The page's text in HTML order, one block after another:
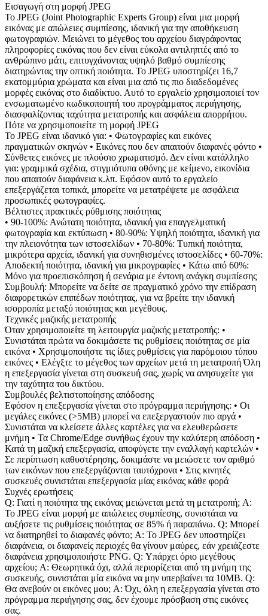
Εισαγωγή στη μορφή JPEG
Το JPEG (Joint Photographic Experts Group) είναι μια μορφή
εικόνας με απώλειες συμπίεσης, ιδανική για την αποθήκευση
φωτογραφιών. Μειώνει το μέγεθος του αρχείου διαγράφοντας
πληροφορίες εικόνας που δεν είναι εύκολα αντιληπτές από το
ανθρώπινο μάτι, επιτυγχάνοντας υψηλό βαθμό συμπίεσης
διατηρώντας την οπτική ποιότητα. Το JPEG υποστηρίζει 16,7
εκατομμύρια χρώματα και είναι μια από τις πιο διαδεδομένες
μορφές εικόνας στο διαδίκτυο. Αυτό το εργαλείο χρησιμοποιεί τον
ενσωματωμένο κωδικοποιητή του προγράμματος περιήγησης,
διασφαλίζοντας ταχύτητα μετατροπής και ασφάλεια απορρήτου.
Πότε να χρησιμοποιείτε τη μορφή JPEG
Το JPEG είναι ιδανικό για: • Φωτογραφίες και εικόνες
πραγματικών σκηνών • Εικόνες που δεν απαιτούν διαφανές φόντο •
Σύνθετες εικόνες με πλούσιο χρωματισμό. Δεν είναι κατάλληλο
για: γραμμικά σχέδια, στιγμιότυπα οθόνης με κείμενο, εικονίδια
που απαιτούν διαφάνεια κ.λπ. Εφόσον αυτό το εργαλείο
επεξεργάζεται τοπικά, μπορείτε να μετατρέψετε με ασφάλεια
προσωπικές φωτογραφίες.
Βέλτιστες πρακτικές ρύθμισης ποιότητας
• 90-100%: Ανώτατη ποιότητα, ιδανική για επαγγελματική
φωτογραφία και εκτύπωση • 80-90%: Υψηλή ποιότητα, ιδανική για
την πλειονότητα των ιστοσελίδων • 70-80%: Τυπική ποιότητα,
μικρότερα αρχεία, ιδανική για συνηθισμένες ιστοσελίδες • 60-70%:
Αποδεκτή ποιότητα, ιδανική για μικρογραφίες • Κάτω από 60%:
Μόνο για προεπισκόπηση ή σενάρια με έντονη ανάγκη συμπίεσης
Συμβουλή: Μπορείτε να δείτε σε πραγματικό χρόνο την επίδραση
διαφορετικών επιπέδων ποιότητας, για να βρείτε την ιδανική
ισορροπία μεταξύ ποιότητας και μεγέθους.
Τεχνικές μαζικής μετατροπής
Όταν χρησιμοποιείτε τη λειτουργία μαζικής μετατροπής: •
Συνιστάται πρώτα να δοκιμάσετε τις ρυθμίσεις ποιότητας σε μία
εικόνα • Χρησιμοποιήστε τις ίδιες ρυθμίσεις για παρόμοιου τύπου
εικόνες • Ελέγξτε το μέγεθος των αρχείων μετά τη μετατροπή Όλη
η επεξεργασία γίνεται στη συσκευή σας, χωρίς να ανησυχείτε για
την ταχύτητα του δικτύου.
Συμβουλές βελτιστοποίησης απόδοσης
Εφόσον η επεξεργασία γίνεται στο πρόγραμμα περιήγησης: • Οι
μεγάλες εικόνες (>5MB) μπορεί να επεξεργαστούν πιο αργά •
Συνιστάται να κλείσετε άλλες καρτέλες για να ελευθερώσετε
μνήμη • Τα Chrome/Edge συνήθως έχουν την καλύτερη απόδοση •
Κατά τη μαζική επεξεργασία, αποφύγετε την εναλλαγή καρτελών •
Σε περίπτωση καθυστέρησης, δοκιμάστε να μειώσετε τον αριθμό
των εικόνων που επεξεργάζονται ταυτόχρονα • Στις κινητές
συσκευές συνιστάται επεξεργασία μίας εικόνας κάθε φορά
Συχνές ερωτήσεις
Q: Γιατί η ποιότητα της εικόνας μειώνεται μετά τη μετατροπή; A:
Το JPEG είναι μορφή με απώλειες συμπίεσης, συνιστάται να
αυξήσετε τις ρυθμίσεις ποιότητας σε 85% ή παραπάνω. Q: Μπορεί
να διατηρηθεί το διαφανές φόντο; A: Το JPEG δεν υποστηρίζει
διαφάνεια, οι διαφανείς περιοχές θα γίνουν μαύρες, εάν χρειάζεστε
διαφάνεια χρησιμοποιήστε PNG. Q: Υπάρχει όριο μεγέθους
αρχείου; A: Θεωρητικά όχι, αλλά περιορίζεται από τη μνήμη της
συσκευής, συνιστάται μία εικόνα να μην υπερβαίνει τα 10MB. Q:
Θα ανεβούν οι εικόνες μου; A: Όχι, όλη η επεξεργασία γίνεται στο
πρόγραμμα περιήγησης σας, δεν έχουμε πρόσβαση στις εικόνες
σας.